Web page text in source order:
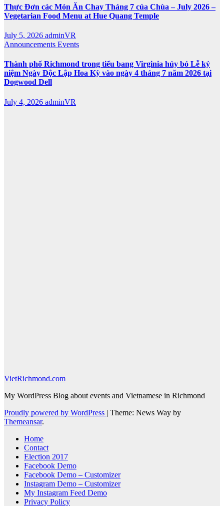
Thực Đơn các Món Ăn Chay Tháng 7 của Chùa – July 2026 –
Vegetarian Food Menu at Hue Quang Temple
July 5, 2026 adminVR
Announcements Events
Thành phố Richmond trong tiểu bang Virginia hủy bỏ Lễ kỷ
niệm Ngày Độc Lập Hoa Kỳ vào ngày 4 tháng 7 năm 2026 tại
Dogwood Dell
July 4, 2026 adminVR
VietRichmond.com
My WordPress Blog about events and Vietnamese in Richmond
Proudly powered by WordPress | Theme: News Way by
Themeansar.
Home
Contact
Election 2017
Facebook Demo
Facebook Demo – Customizer
Instagram Demo – Customizer
My Instagram Feed Demo
Privacy Policy